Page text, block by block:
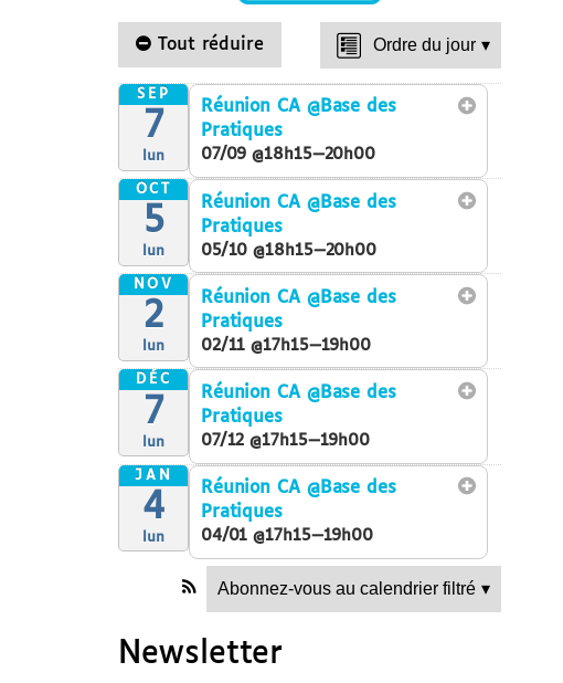
Tout réduire Ordre du jour ▾
SEP
7
lun
Réunion CA @Base des
Pratiques
07/09 @18h15—20h00
OCT
5
lun
Réunion CA @Base des
Pratiques
05/10 @18h15—20h00
NOV
2
lun
Réunion CA @Base des
Pratiques
02/11 @17h15—19h00
DÉC
7
lun
Réunion CA @Base des
Pratiques
07/12 @17h15—19h00
JAN
4
lun
Réunion CA @Base des
Pratiques
04/01 @17h15—19h00
Abonnez-vous au calendrier filtré ▾
Newsletter